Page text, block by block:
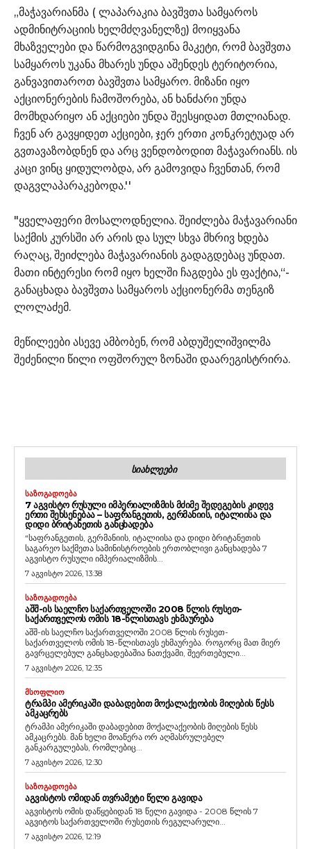
„მაჭავარიანმა ( ლაპარაკია ბავშვთა სამყაროს
ადმინიტრაციის ხელმძღვანელზე) მოიყვანა
მხაზველები და წარმოგვიდგინა მაკეტი, რომ ბავშვთა
სამყაროს უკანა მხარეს უნდა აშენდეს ტერიტორია,
განვავითაროთ ბავშვთა სამყარო. მიზანი იყო
აქციონერების ჩამოშორება, ან ხანძარი უნდა
მომხდარიყო ან აქციები უნდა შეესყიდათ მთლიანად.
ჩვენ არ გავყიდეთ აქციები, ჯერ ერთი კონკრეტუად არ
გვთავაზობდნენ და არც ვენდობოდით მაჭავარიანს. ის
კაცი ვინც ყიდულობდა, არ გამოვიდა ჩვენთან, რომ
დაგვლაპარაკებოდა.''
"ყველაფერი მოსალოდნელია. შეიძლება მაჭავარიანი
საქმის კურსში არ არის და სულ სხვა მხრივ ხდება
რაღაც, შეიძლება მაჭავარიანის გადაგდებაც უნდათ.
მათი ინტერესი რომ იყო ხელში ჩაგდება ეს ფაქტია,“-
განაცხადა ბავშვთა სამყაროს აქციონერმა თენგიზ
ლოლაძემ.
მეწილეები ასევე ამბობენ, რომ აბდუშელიშვილმა
შეძენილი წილი ოფშორულ ზონაში დაარეგისტრირა.
ᲡᲘᲐᲮᲚᲔᲔᲑᲘ
ᲡᲐᲖᲝᲒᲐᲓᲝᲔᲑᲐ
7 ᲐᲒᲕᲘᲡᲢᲝ ᲠᲣᲡᲣᲚᲘ ᲘᲛᲞᲔᲠᲘᲐᲚᲘᲖᲛᲘᲡ ᲛᲫᲘᲛᲔ ᲨᲔᲓᲔᲒᲔᲑᲘᲡ ᲙᲘᲓᲔᲕ
ᲔᲠᲗᲘ ᲨᲔᲮᲡᲔᲜᲔᲑᲐᲐ – ᲡᲐᲤᲠᲐᲜᲒᲔᲗᲘᲡ, ᲒᲔᲠᲛᲐᲜᲘᲘᲡ, ᲘᲢᲐᲚᲘᲘᲡᲐ ᲓᲐ
ᲓᲘᲓᲘ ᲑᲠᲘᲢᲐᲜᲔᲗᲘᲡ ᲒᲐᲜᲪᲮᲐᲓᲔᲑᲐ
“საფრანგეთის, გერმანიის, იტალიისა და დიდი ბრიტანეთის
საგარეო საქმეთა სამინისტროების ერთობლივი განცხადება 7
აგვისტო რუსული იმპერიალიზმის...
7 აგვისტო 2026, 13:38
ᲡᲐᲖᲝᲒᲐᲓᲝᲔᲑᲐ
ᲐᲨᲨ-ᲘᲡ ᲡᲐᲔᲚᲩᲝ ᲡᲐᲥᲐᲠᲗᲕᲔᲚᲝᲨᲘ 2008 ᲬᲚᲘᲡ ᲠᲣᲡᲔᲗ-
ᲡᲐᲥᲐᲠᲗᲕᲔᲚᲝᲡ ᲝᲛᲘᲡ 18-ᲬᲚᲘᲡᲗᲐᲕᲡ ᲔᲮᲛᲐᲣᲠᲔᲑᲐ
აშშ-ის საელჩო საქართველოში 2008 წლის რუსეთ-
საქართველოს ომის 18-წლისთავს ეხმაურება. როგორც მათ მიერ
გავრცელებულ განცხადებაშია ნათქვამი, შეერთებული...
7 აგვისტო 2026, 12:35
ᲛᲡᲝᲤᲚᲘᲝ
ᲢᲠᲐᲛᲞᲘ ᲐᲛᲔᲠᲘᲙᲐᲨᲘ ᲓᲐᲑᲐᲓᲔᲑᲘᲗ ᲛᲝᲥᲐᲚᲐᲥᲔᲝᲑᲘᲡ ᲛᲘᲦᲔᲑᲘᲡ ᲬᲔᲡᲡ
ᲐᲛᲙᲐᲪᲠᲔᲑᲡ
ტრამპი ამერიკაში დაბადებით მოქალაქეობის მიღების წესს
ამკაცრებს. მან ხელი მოაწერა ორ აღმასრულებელ
განკარგულებას, რომლებიც...
7 აგვისტო 2026, 12:30
ᲡᲐᲖᲝᲒᲐᲓᲝᲔᲑᲐ
ᲐᲒᲕᲘᲡᲢᲝᲡ ᲝᲛᲘᲓᲐᲜ ᲗᲕᲠᲐᲛᲔᲢᲘ ᲬᲔᲚᲘ ᲒᲐᲕᲘᲓᲐ
აგვისტოს ომის დაწყებიდან 18 წელი გავიდა - 2008 წლის 7
აგვიტოს საქართველოში რუსეთის რეგულარული...
7 აგვისტო 2026, 12:19